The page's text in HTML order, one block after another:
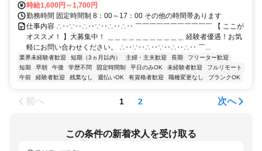
時給1,600円～1,700円
勤務時間 固定時間制 8：00～17：00 その他の時間帯あります
仕事内容 ∴‥∵‥∴‥∵‥∴‥∴‥ ￣￣￣￣￣￣￣￣￣￣￣ 【 ここが
オススメ！ 】大募集中！ ＿＿＿＿＿＿＿＿＿＿＿ 経験者優遇！お気
軽にお問い合わせください。 ∴‥∵‥∴‥∵‥∴‥∴‥ ￣...
業界未経験者歓迎 短期（3ヵ月以内） 主婦・主夫歓迎 長期
フリーター歓迎
短期
早朝 午後 学歴不問 固定時間制 平日のみOK 未経験者歓迎
フルリモート
午前
経験者歓迎 残業なし 週払いOK 有資格者歓迎 職種変更なし ブランクOK
前へ 1 2 次へ
この条件の新着求人を受け取る